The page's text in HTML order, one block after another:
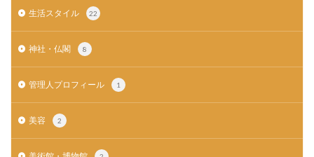
生活スタイル 22
神社・仏閣 8
管理人プロフィール 1
美容 2